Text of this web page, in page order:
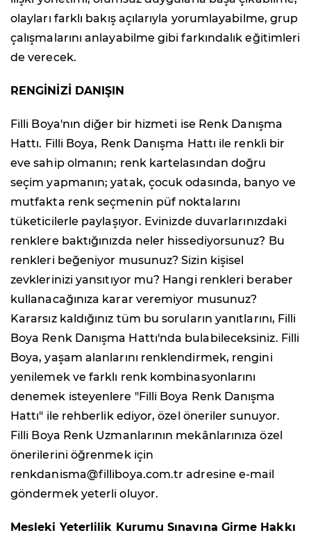
olayları farklı bakış açılarıyla yorumlayabilme, grup
çalışmalarını anlayabilme gibi farkındalık eğitimleri
de verecek.
RENGİNİZİ DANIŞIN
Filli Boya'nın diğer bir hizmeti ise Renk Danışma
Hattı. Filli Boya, Renk Danışma Hattı ile renkli bir
eve sahip olmanın; renk kartelasından doğru
seçim yapmanın; yatak, çocuk odasında, banyo ve
mutfakta renk seçmenin püf noktalarını
tüketicilerle paylaşıyor. Evinizde duvarlarınızdaki
renklere baktığınızda neler hissediyorsunuz? Bu
renkleri beğeniyor musunuz? Sizin kişisel
zevklerinizi yansıtıyor mu? Hangi renkleri beraber
kullanacağınıza karar veremiyor musunuz?
Kararsız kaldığınız tüm bu soruların yanıtlarını, Filli
Boya Renk Danışma Hattı'nda bulabileceksiniz. Filli
Boya, yaşam alanlarını renklendirmek, rengini
yenilemek ve farklı renk kombinasyonlarını
denemek isteyenlere "Filli Boya Renk Danışma
Hattı" ile rehberlik ediyor, özel öneriler sunuyor.
Filli Boya Renk Uzmanlarının mekânlarınıza özel
önerilerini öğrenmek için
renkdanisma@filliboya.com.tr adresine e-mail
göndermek yeterli oluyor.
Mesleki Yeterlilik Kurumu Sınavına Girme Hakkı